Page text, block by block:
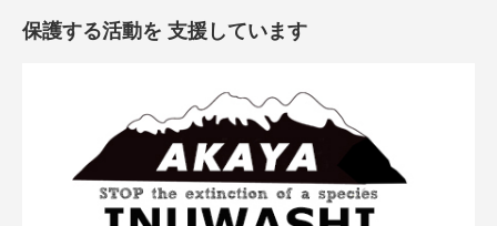
保護する活動を 支援しています